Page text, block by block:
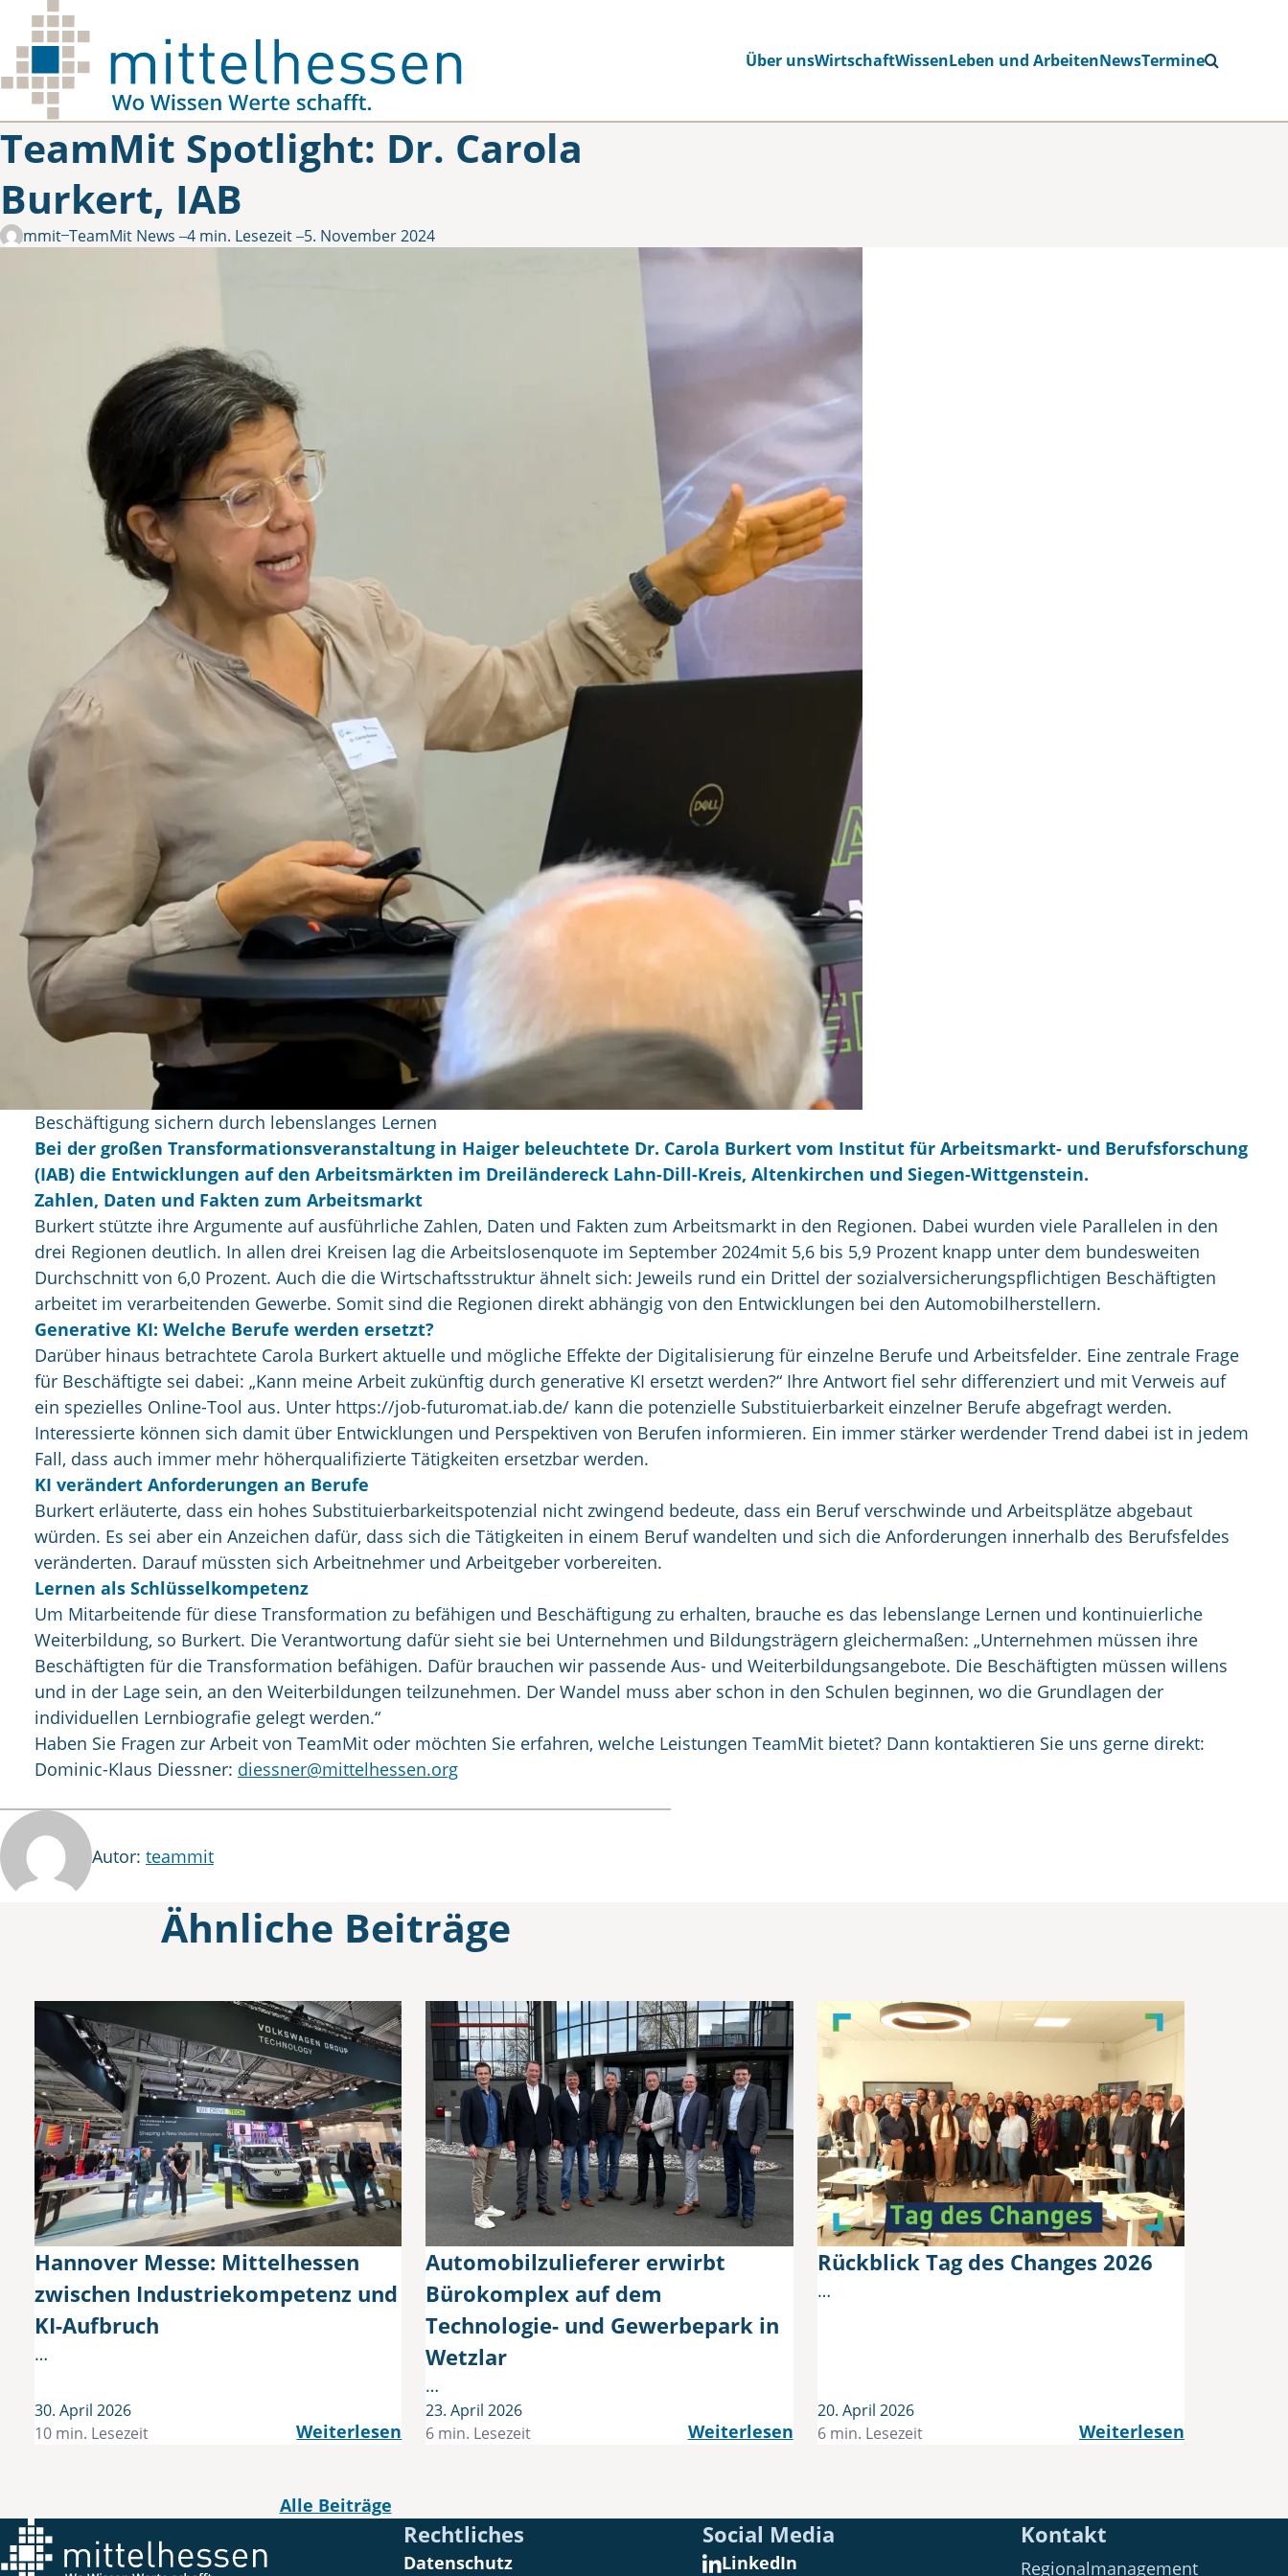
Skip to main content
Über unsWirtschaftWissenLeben und ArbeitenNewsTermine
TeamMit Spotlight: Dr. Carola
Burkert, IAB
Gepostet von
teammit in
TeamMit News 4 min. Lesezeit 5. November 2024
Beschäftigung sichern durch lebenslanges Lernen
Bei der großen Transformationsveranstaltung in Haiger beleuchtete Dr. Carola Burkert vom Institut für Arbeitsmarkt- und Berufsforschung
(IAB) die Entwicklungen auf den Arbeitsmärkten im Dreiländereck Lahn-Dill-Kreis, Altenkirchen und Siegen-Wittgenstein.
Zahlen, Daten und Fakten zum Arbeitsmarkt
Burkert stützte ihre Argumente auf ausführliche Zahlen, Daten und Fakten zum Arbeitsmarkt in den Regionen. Dabei wurden viele Parallelen in den
drei Regionen deutlich. In allen drei Kreisen lag die Arbeitslosenquote im September 2024mit 5,6 bis 5,9 Prozent knapp unter dem bundesweiten
Durchschnitt von 6,0 Prozent. Auch die die Wirtschaftsstruktur ähnelt sich: Jeweils rund ein Drittel der sozialversicherungspflichtigen Beschäftigten
arbeitet im verarbeitenden Gewerbe. Somit sind die Regionen direkt abhängig von den Entwicklungen bei den Automobilherstellern.
Generative KI: Welche Berufe werden ersetzt?
Darüber hinaus betrachtete Carola Burkert aktuelle und mögliche Effekte der Digitalisierung für einzelne Berufe und Arbeitsfelder. Eine zentrale Frage
für Beschäftigte sei dabei: „Kann meine Arbeit zukünftig durch generative KI ersetzt werden?“ Ihre Antwort fiel sehr differenziert und mit Verweis auf
ein spezielles Online-Tool aus. Unter https://job-futuromat.iab.de/ kann die potenzielle Substituierbarkeit einzelner Berufe abgefragt werden.
Interessierte können sich damit über Entwicklungen und Perspektiven von Berufen informieren. Ein immer stärker werdender Trend dabei ist in jedem
Fall, dass auch immer mehr höherqualifizierte Tätigkeiten ersetzbar werden.
KI verändert Anforderungen an Berufe
Burkert erläuterte, dass ein hohes Substituierbarkeitspotenzial nicht zwingend bedeute, dass ein Beruf verschwinde und Arbeitsplätze abgebaut
würden. Es sei aber ein Anzeichen dafür, dass sich die Tätigkeiten in einem Beruf wandelten und sich die Anforderungen innerhalb des Berufsfeldes
veränderten. Darauf müssten sich Arbeitnehmer und Arbeitgeber vorbereiten.
Lernen als Schlüsselkompetenz
Um Mitarbeitende für diese Transformation zu befähigen und Beschäftigung zu erhalten, brauche es das lebenslange Lernen und kontinuierliche
Weiterbildung, so Burkert. Die Verantwortung dafür sieht sie bei Unternehmen und Bildungsträgern gleichermaßen: „Unternehmen müssen ihre
Beschäftigten für die Transformation befähigen. Dafür brauchen wir passende Aus- und Weiterbildungsangebote. Die Beschäftigten müssen willens
und in der Lage sein, an den Weiterbildungen teilzunehmen. Der Wandel muss aber schon in den Schulen beginnen, wo die Grundlagen der
individuellen Lernbiografie gelegt werden.“
Haben Sie Fragen zur Arbeit von TeamMit oder möchten Sie erfahren, welche Leistungen TeamMit bietet? Dann kontaktieren Sie uns gerne direkt:
Dominic-Klaus Diessner: diessner@mittelhessen.org
Autor: Autor
teammit
Ähnliche Beiträge
Hannover Messe: Mittelhessen
zwischen Industriekompetenz und
KI-Aufbruch
…
30. April 2026
10 min. Lesezeit
Weiterlesen
Automobilzulieferer erwirbt
Bürokomplex auf dem
Technologie- und Gewerbepark in
Wetzlar
…
23. April 2026
6 min. Lesezeit
Weiterlesen
Rückblick Tag des Changes 2026
…
20. April 2026
6 min. Lesezeit
Weiterlesen
Alle Beiträge
Rechtliches
Datenschutz
Social Media
LinkedIn
Kontakt
Regionalmanagement